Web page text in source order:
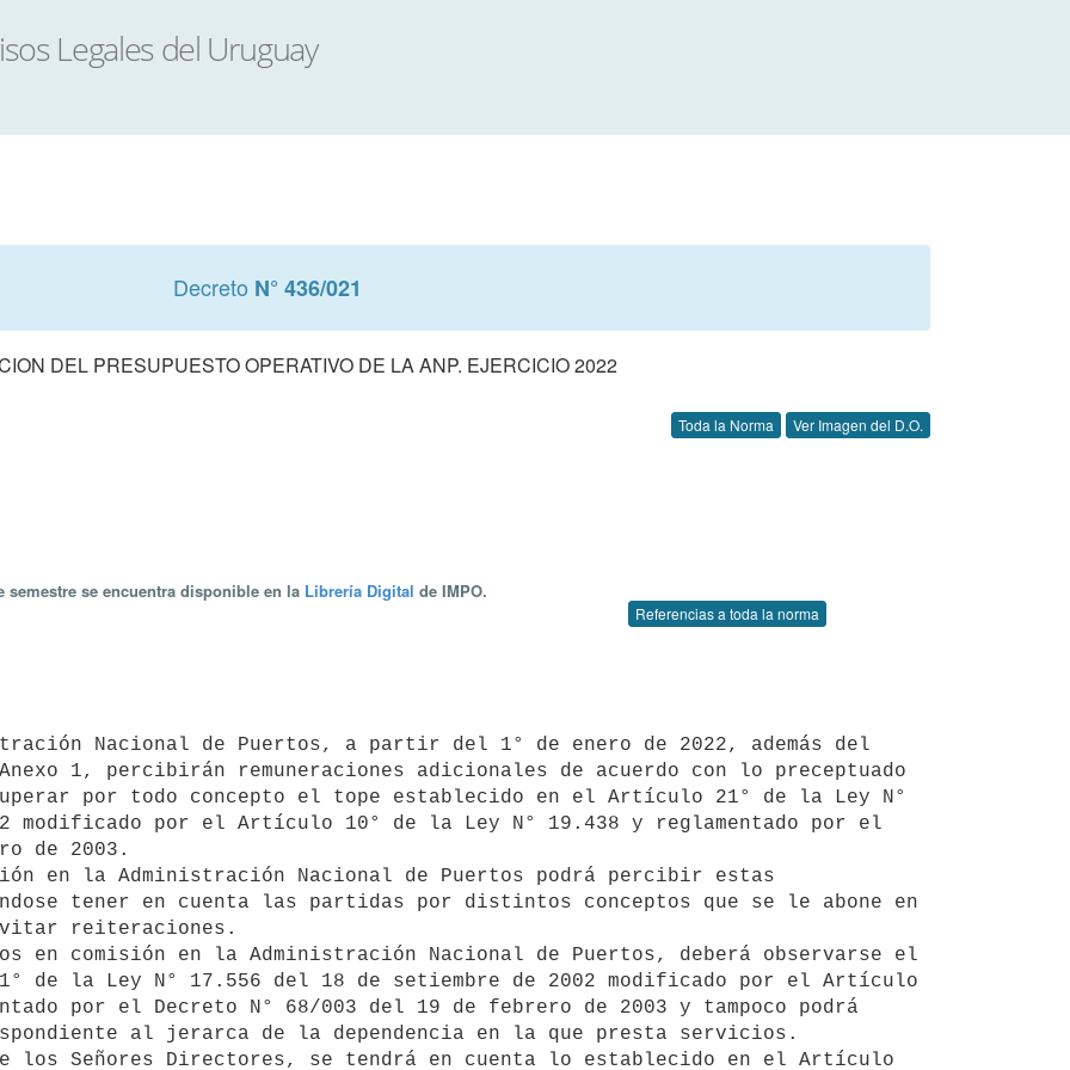
Decreto N° 436/021
DEL PRESUPUESTO OPERATIVO DE LA ANP. EJERCICIO 2022
Toda la Norma Ver Imagen del D.O.
semestre se encuentra disponible en la Librería Digital de IMPO.
Referencias a toda la norma